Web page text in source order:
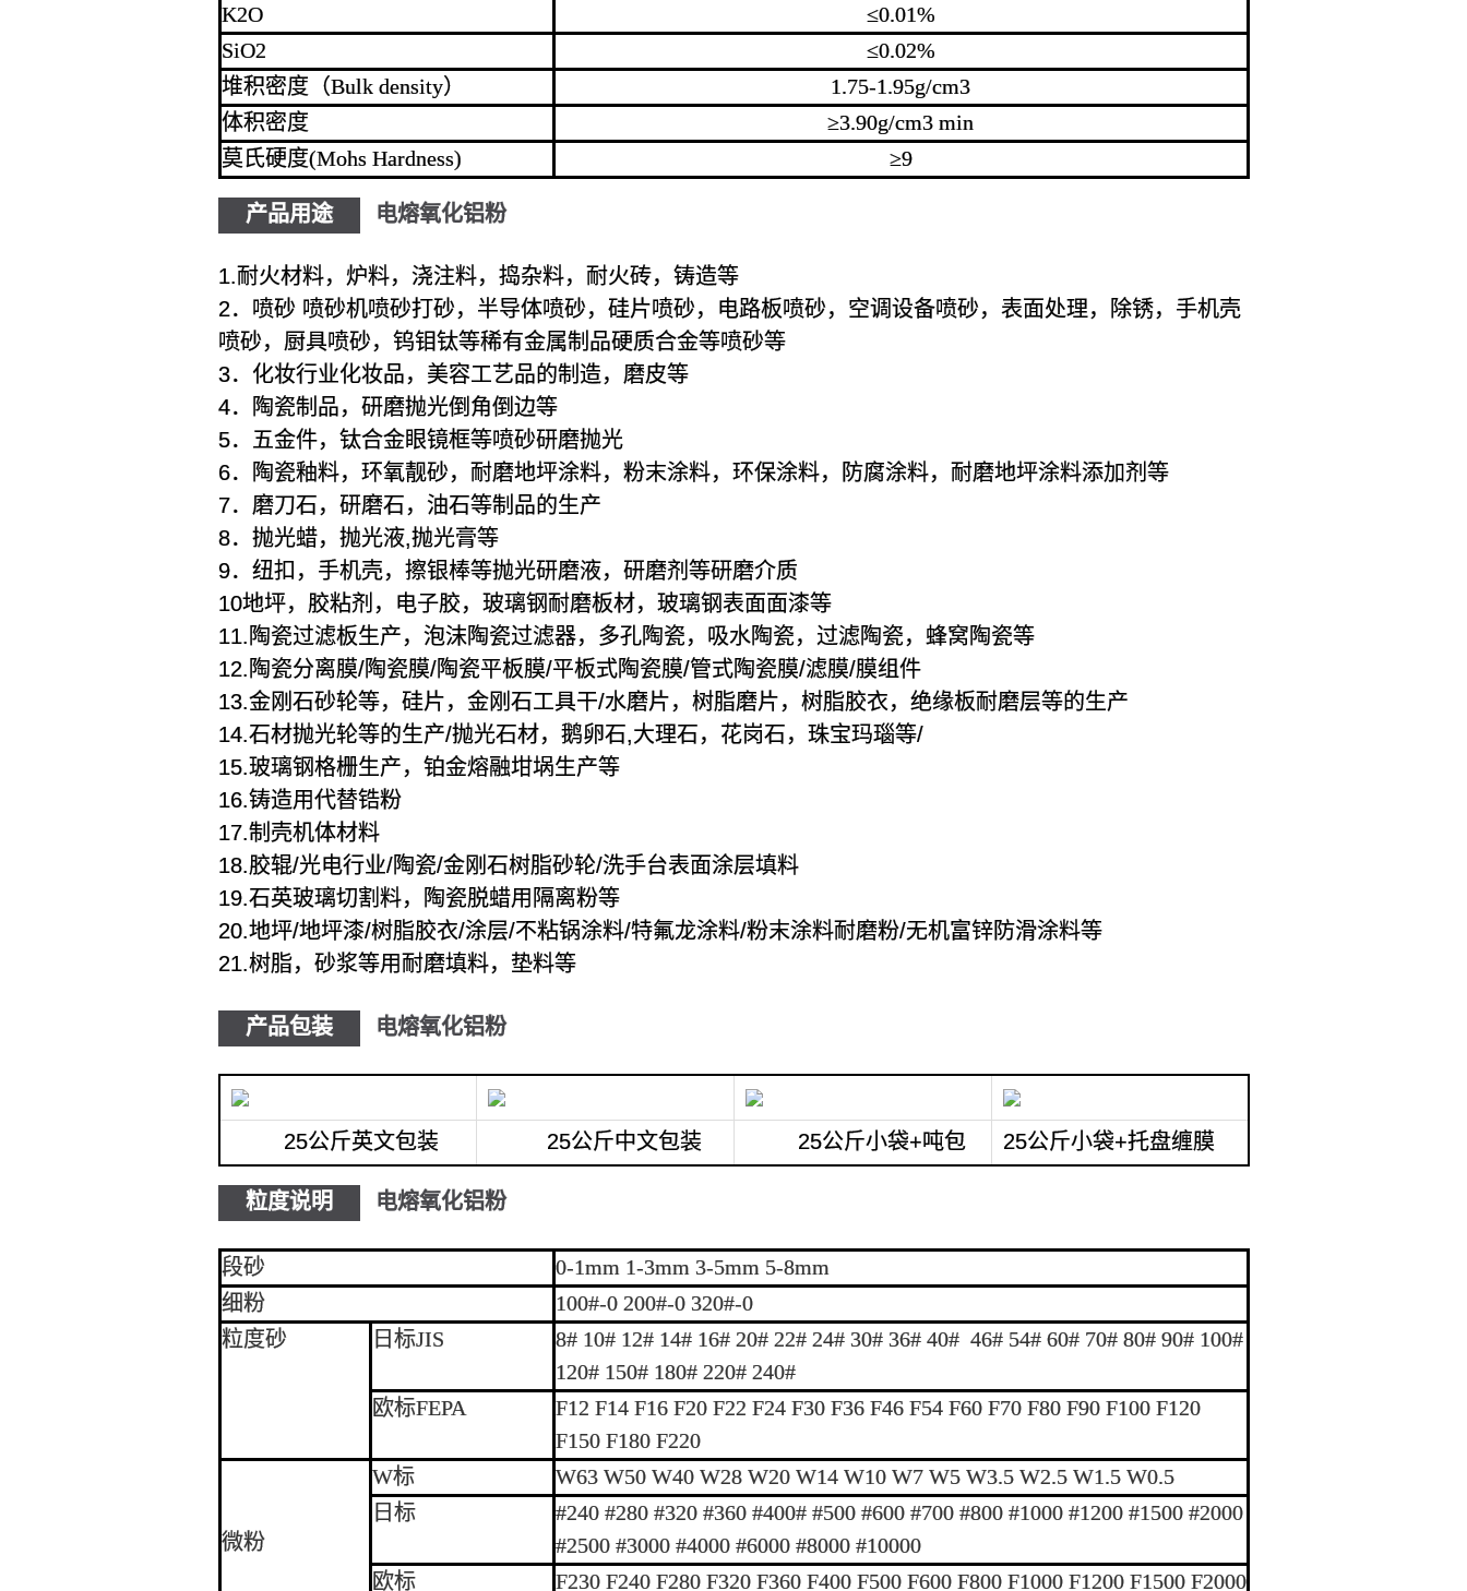
K2O
≤0.01%
SiO2
≤0.02%
堆积密度（Bulk density）
1.75-1.95g/cm3
体积密度
≥3.90g/cm3 min
莫氏硬度(Mohs Hardness)
≥9
产品用途 电熔氧化铝粉
1.耐火材料，炉料，浇注料，捣杂料，耐火砖，铸造等
2．喷砂 喷砂机喷砂打砂，半导体喷砂，硅片喷砂，电路板喷砂，空调设备喷砂，表面处理，除锈，手机壳
喷砂，厨具喷砂，钨钼钛等稀有金属制品硬质合金等喷砂等
3．化妆行业化妆品，美容工艺品的制造，磨皮等
4．陶瓷制品，研磨抛光倒角倒边等
5．五金件，钛合金眼镜框等喷砂研磨抛光
6．陶瓷釉料，环氧靓砂，耐磨地坪涂料，粉末涂料，环保涂料，防腐涂料，耐磨地坪涂料添加剂等
7．磨刀石，研磨石，油石等制品的生产
8．抛光蜡，抛光液,抛光膏等
9．纽扣，手机壳，擦银棒等抛光研磨液，研磨剂等研磨介质
10地坪，胶粘剂，电子胶，玻璃钢耐磨板材，玻璃钢表面面漆等
11.陶瓷过滤板生产，泡沫陶瓷过滤器，多孔陶瓷，吸水陶瓷，过滤陶瓷，蜂窝陶瓷等
12.陶瓷分离膜/陶瓷膜/陶瓷平板膜/平板式陶瓷膜/管式陶瓷膜/滤膜/膜组件
13.金刚石砂轮等，硅片，金刚石工具干/水磨片，树脂磨片，树脂胶衣，绝缘板耐磨层等的生产
14.石材抛光轮等的生产/抛光石材，鹅卵石,大理石，花岗石，珠宝玛瑙等/
15.玻璃钢格栅生产，铂金熔融坩埚生产等
16.铸造用代替锆粉
17.制壳机体材料
18.胶辊/光电行业/陶瓷/金刚石树脂砂轮/洗手台表面涂层填料
19.石英玻璃切割料，陶瓷脱蜡用隔离粉等
20.地坪/地坪漆/树脂胶衣/涂层/不粘锅涂料/特氟龙涂料/粉末涂料耐磨粉/无机富锌防滑涂料等
21.树脂，砂浆等用耐磨填料，垫料等
产品包装 电熔氧化铝粉
25公斤英文包装 25公斤中文包装 25公斤小袋+吨包 25公斤小袋+托盘缠膜
粒度说明 电熔氧化铝粉
段砂
0-1mm 1-3mm 3-5mm 5-8mm
细粉
100#-0 200#-0 320#-0
粒度砂
日标JIS
8# 10# 12# 14# 16# 20# 22# 24# 30# 36# 40# 46# 54# 60# 70# 80# 90# 100#
120# 150# 180# 220# 240#
欧标FEPA
F12 F14 F16 F20 F22 F24 F30 F36 F46 F54 F60 F70 F80 F90 F100 F120
F150 F180 F220
微粉
W标
W63 W50 W40 W28 W20 W14 W10 W7 W5 W3.5 W2.5 W1.5 W0.5
日标
#240 #280 #320 #360 #400# #500 #600 #700 #800 #1000 #1200 #1500 #2000
#2500 #3000 #4000 #6000 #8000 #10000
欧标
F230 F240 F280 F320 F360 F400 F500 F600 F800 F1000 F1200 F1500 F2000